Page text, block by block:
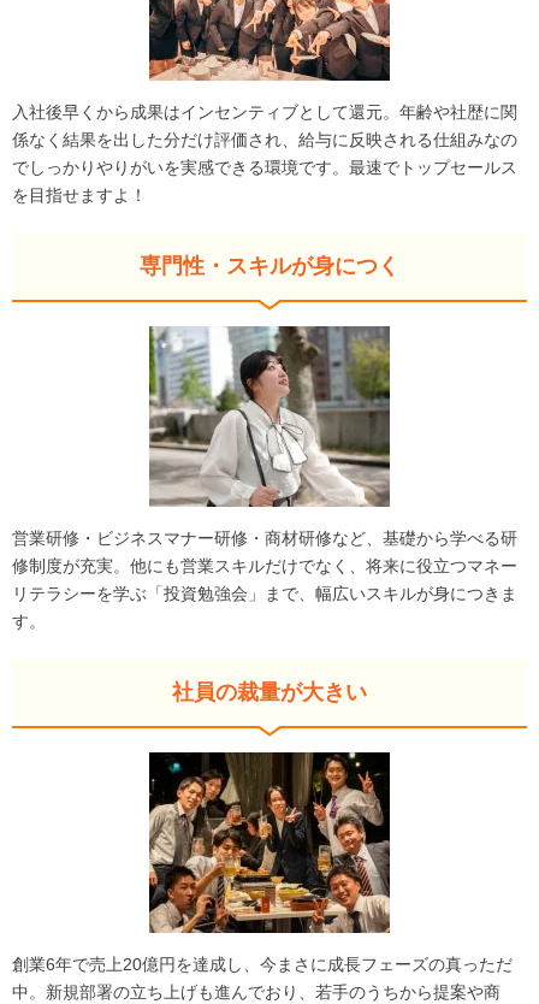
入社後早くから成果はインセンティブとして還元。年齢や社歴に関
係なく結果を出した分だけ評価され、給与に反映される仕組みなの
でしっかりやりがいを実感できる環境です。最速でトップセールス
を目指せますよ！
専門性・スキルが身につく
営業研修・ビジネスマナー研修・商材研修など、基礎から学べる研
修制度が充実。他にも営業スキルだけでなく、将来に役立つマネー
リテラシーを学ぶ「投資勉強会」まで、幅広いスキルが身につきま
す。
社員の裁量が大きい
創業6年で売上20億円を達成し、今まさに成長フェーズの真っただ
中。新規部署の立ち上げも進んでおり、若手のうちから提案や商